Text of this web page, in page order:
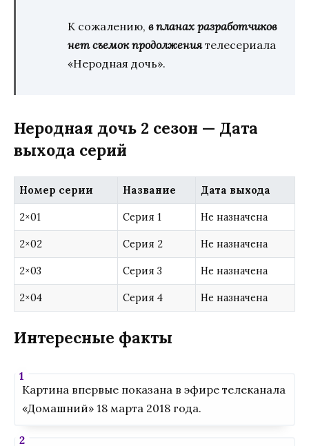
К сожалению, в планах разработчиков
нет съемок продолжениятелесериала
«Неродная дочь».
Неродная дочь 2 сезон — Дата
выхода серий
Номер серии Название Дата выхода
2×01 Серия 1 Не назначена
2×02 Серия 2 Не назначена
2×03 Серия 3 Не назначена
2×04 Серия 4 Не назначена
Интересные факты
Картина впервые показана в эфире телеканала
«Домашний» 18 марта 2018 года.